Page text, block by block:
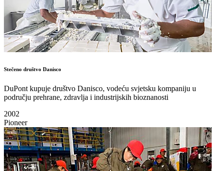
Stečeno društvo Danisco
DuPont kupuje društvo Danisco, vodeću svjetsku kompaniju u
području prehrane, zdravlja i industrijskih bioznanosti
2002
Pioneer